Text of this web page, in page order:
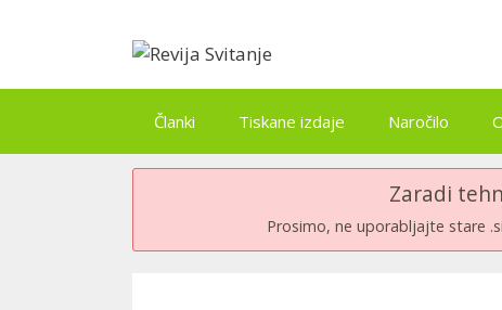
Članki Tiskane izdaje Naročilo
Zaradi
Prosimo, ne uporabljajte stare